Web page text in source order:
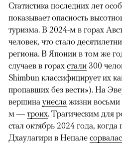
Статистика последних лет
показывает опасность
туризма. В 2024-м в горах
человек, что стало
региона. В Японии в том же
случаев в горах стали 300
Shimbun классифицирует их
пропавших без вести»). На
вершина унесла жизни восьми
м — троих. Трагическим для
стал октябрь 2024 года,
Дхаулагири в Непале